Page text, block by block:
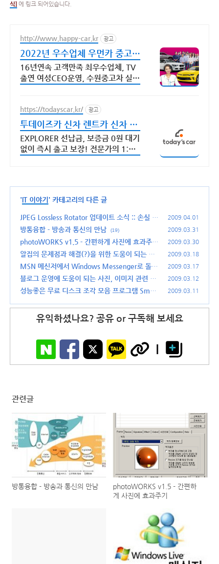
식] 에 링크 되어있습니다.
http://www.happy-car.kr 광고
2022년 우수업체 우먼카 중고차
는 최우수모범업체에서!
16년연속 고객만족 최우수업체, TV
출연 여성CEO운영, 수원중고차 실매
이지"
https://todayscar.kr/ 광고
투데이즈카 신차 렌트카 신차 장
기렌트 특가
EXPLORER 선납금, 보증금 0원 대기
없이 즉시 출고 보장! 전문가의 1:1
'IT 이야기 ' 카테고리의 다른 글
JPEG Lossless Rotator 업데이트 소식 :: 손실 없
이 JPEG 이미지를 회전시켜보자.
(22)
2009.04.01
방통융합 - 방송과 통신의 만남 (19) 2009.03.31
photoWORKS v1.5 - 간편하게 사진에 효과주기
(42)
2009.03.30
알집의 문제점과 해결(?)을 위한 도움이 되는 글
(44)
2009.03.18
MSN 메신저에서 Windows Messenger로 돌아
가다
(28)
2009.03.17
블로그 운영에 도움이 되는 사진, 이미지 관련 프
로그램 소개
(88)
2009.03.12
성능좋은 무료 디스크 조각 모음 프로그램 Smart
2009.03.11
유익하셨나요? 공유 or 구독해 보세요
관련글
방통융합 - 방송과 통신의 만남
photoWORKS v1.5 - 간편하
게 사진에 효과주기